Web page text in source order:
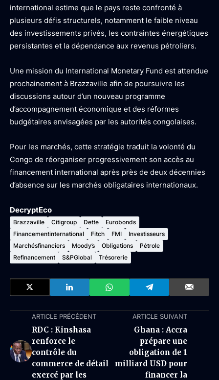
international estime que le pays reste confronté à
plusieurs défis structurels, notamment le faible niveau
des investissements privés, les contraintes énergétiques
persistantes et la dépendance aux revenus pétroliers.
Une mission du International Monetary Fund est attendue
prochainement à Brazzaville afin de poursuivre les
discussions autour d’un nouveau programme
d’accompagnement économique et des réformes
budgétaires envisagées par les autorités congolaises.
Pour les marchés, cette stratégie traduit la volonté du
Congo de réorganiser progressivement son accès au
financement international après près de deux décennies
d’absence sur les marchés obligataires internationaux.
DecryptEco
Brazzaville Citigroup Dette
Eurobonds
Financementinternational
Fitch FMI
Investisseurs
Marchésfinanciers
Moody’s Obligations
Pétrole
Refinancement
S&PGlobal Trésorerie
ARTICLE PRÉCÉDENT
RDC : Kinshasa
renforce le
contrôle du
commerce de détail
exercé par les
ARTICLE SUIVANT
Ghana : Accra
prépare une
obligation de 1
milliard USD pour
financer la